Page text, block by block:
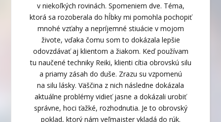
v niekoľkých rovinách. Spomeniem dve. Téma,
ktorá sa rozoberala do hĺbky mi pomohla pochopiť
mnohé vzťahy a nepríjemné stiuácie v mojom
živote, vďaka čomu som to dokázala lepšie
odovzdávať aj klientom a žiakom. Keď používam
tu naučené techniky Reiki, klienti cítia obrovskú silu
a priamy zásah do duše. Zrazu su vzpomenú
na silu lásky. Väščina z nich následne dokázala
aktuálne problémy vidieť jasne a dokázali urobiť
správne, hoci ťažké, rozhodnutia. Je to obrovský
poklad, ktorý nám veľmajster vkladá do rúk.